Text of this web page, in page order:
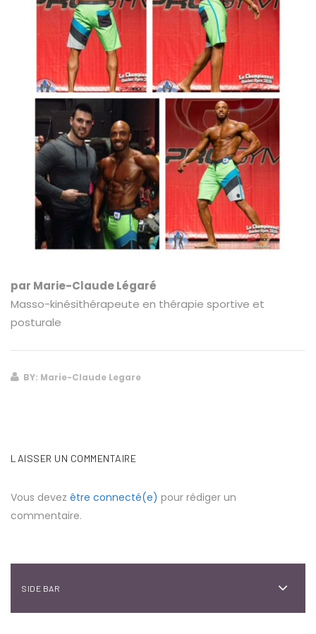
par Marie-Claude Légaré
Masso-kinésithérapeute en thérapie sportive et
posturale
BY: Marie-Claude Legare
LAISSER UN COMMENTAIRE
Vous devez être connecté(e) pour rédiger un
commentaire.
SIDE BAR